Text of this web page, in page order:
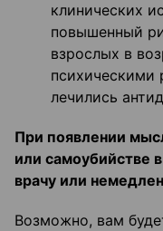
клинических
повышенный
взрослых в
психическими
лечились
При появлении
или самоубийстве
врачу или
Возможно, вам